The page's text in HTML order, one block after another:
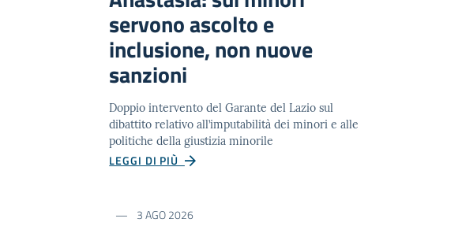
servono ascolto e
inclusione, non nuove
sanzioni
Doppio intervento del Garante del Lazio sul
dibattito relativo all’imputabilità dei minori e alle
politiche della giustizia minorile
LEGGI DI PIÙ
3 AGO 2026